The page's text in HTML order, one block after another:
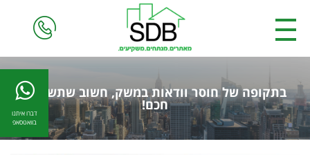
דברו איתנו
בוואטסאפ
בתקופה של חוסר וודאות במשק, חשוב שתשקיעו
חכם!